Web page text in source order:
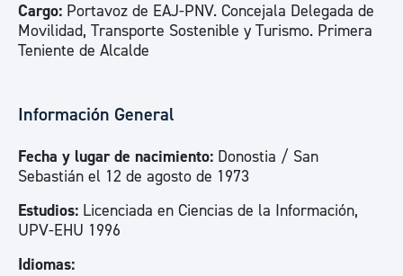
Cargo: Portavoz de EAJ-PNV. Concejala Delegada de
Movilidad, Transporte Sostenible y Turismo. Primera
Teniente de Alcalde
Información General
Fecha y lugar de nacimiento: Donostia / San
Sebastián el 12 de agosto de 1973
Estudios: Licenciada en Ciencias de la Información,
UPV-EHU 1996
Idiomas: